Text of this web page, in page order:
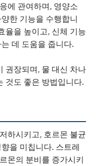
에 관여하며, 영양소
한 기능을 수행합니
율을 높이고, 신체 기능
데 도움을 줍니다.
권장되며, 물 대신 차나
것도 좋은 방법입니다.
하시키고, 호르몬 불균
을 미칩니다. 스트레
몬의 분비를 증가시키